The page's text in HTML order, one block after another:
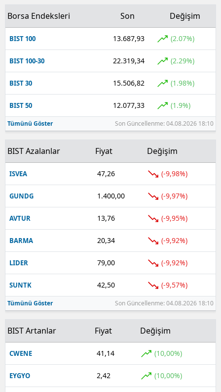
Borsa Endeksleri Son Değişim
BIST 100 13.687,93 (2.07%)
BIST 100-30 22.319,34 (2.29%)
BIST 30 15.506,82 (1.98%)
BIST 50 12.077,33 (1.9%)
Tümünü Göster Son Güncellenme: 04.08.2026 18:10
BIST Azalanlar Fiyat Değişim
ISVEA 47,26 (-9,98%)
GUNDG 1.400,00 (-9,97%)
AVTUR 13,76 (-9,95%)
BARMA 20,34 (-9,92%)
LIDER 79,00 (-9,92%)
SUNTK 42,50 (-9,57%)
Tümünü Göster Son Güncellenme: 04.08.2026 18:10
BIST Artanlar Fiyat Değişim
CWENE 41,14 (10,00%)
EYGYO 2,42 (10,00%)